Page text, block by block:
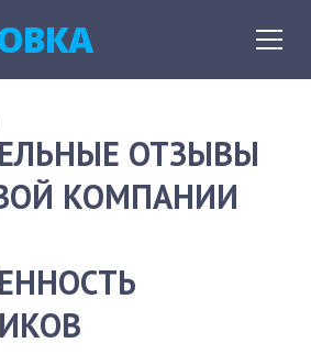
ОТЗЫВЫ
КОМПАНИИ